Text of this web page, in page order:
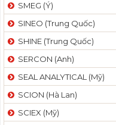
SMEG (Ý)
SINEO (Trung Quốc)
SHINE (Trung Quốc)
SERCON (Anh)
SEAL ANALYTICAL (Mỹ)
SCION (Hà Lan)
SCIEX (Mỹ)